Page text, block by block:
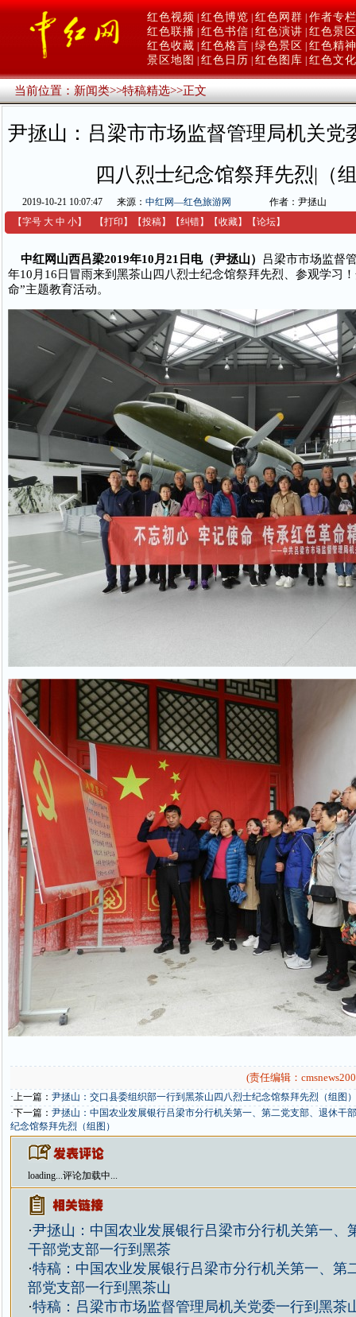
红色视频 红色博览 红色网群 作者专栏
红色联播 红色书信 红色演讲 红色景区
红色收藏 红色格言 绿色景区
红色精神
景区地图
红色日历 红色图库 红色文化
当前位置：新闻类>>特稿精选>>正文
尹拯山：吕梁市市场监督管理局机关党
四八烈士纪念馆祭拜先烈|（
2019-10-21 10:07:47 来源： 中红网—红色旅游网
作者：尹拯山
【字号 大 中 小】 【打印 】 【投稿】 【纠错】 【收藏】 【论坛】
中红网山西吕梁2019年10月21日电（尹拯山）
吕梁市市场监督
年10月16日冒雨来到黑茶山四八烈士纪念馆祭拜先烈、参观学习
命”主题教育活动。
(责任编辑：
·上一篇： 尹拯山：交口县委组织部一行到黑茶山四八烈士纪念馆祭拜先烈（组图）
·下一篇： 尹拯山：中国农业发展银行吕梁市分行机关第一、第二党支部、退休干
纪念馆祭拜先烈（组图）
loading...评论加载中...
·尹拯山：中国农业发展银行吕梁市分行机关第一、
干部党支部一行到黑茶
·特稿：中国农业发展银行吕梁市分行机关第一、第
部党支部一行到黑茶山
·特稿：吕梁市市场监督管理局机关党委一行到黑茶